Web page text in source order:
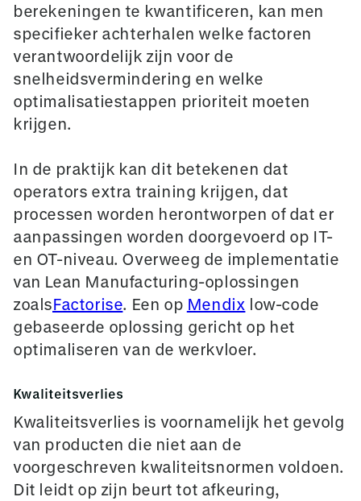
berekeningen te kwantificeren, kan men
specifieker achterhalen welke factoren
verantwoordelijk zijn voor de
snelheidsvermindering en welke
optimalisatiestappen prioriteit moeten
krijgen.
In de praktijk kan dit betekenen dat
operators extra training krijgen, dat
processen worden herontworpen of dat er
aanpassingen worden doorgevoerd op IT-
en OT-niveau. Overweeg de implementatie
van Lean Manufacturing-oplossingen
zoalsFactorise. Een op Mendix low-code
gebaseerde oplossing gericht op het
optimaliseren van de werkvloer.
Kwaliteitsverlies
Kwaliteitsverlies is voornamelijk het gevolg
van producten die niet aan de
voorgeschreven kwaliteitsnormen voldoen.
Dit leidt op zijn beurt tot afkeuring,